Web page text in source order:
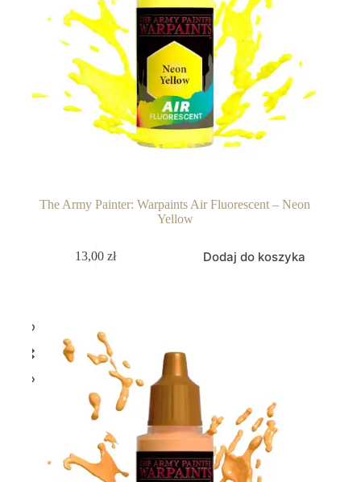
The Army Painter: Warpaints Air Fluorescent – Neon
Yellow
13,00zł Dodaj do koszyka